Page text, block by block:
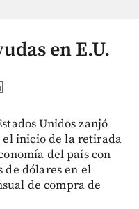
en E.U.
Unidos zanjó
el inicio de la retirada
del país con
de dólares en el
de compra de